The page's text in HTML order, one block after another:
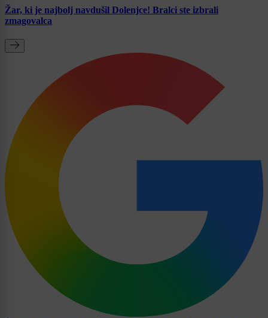
Žar, ki je najbolj navdušil Dolenjce! Bralci ste izbrali
zmagovalca